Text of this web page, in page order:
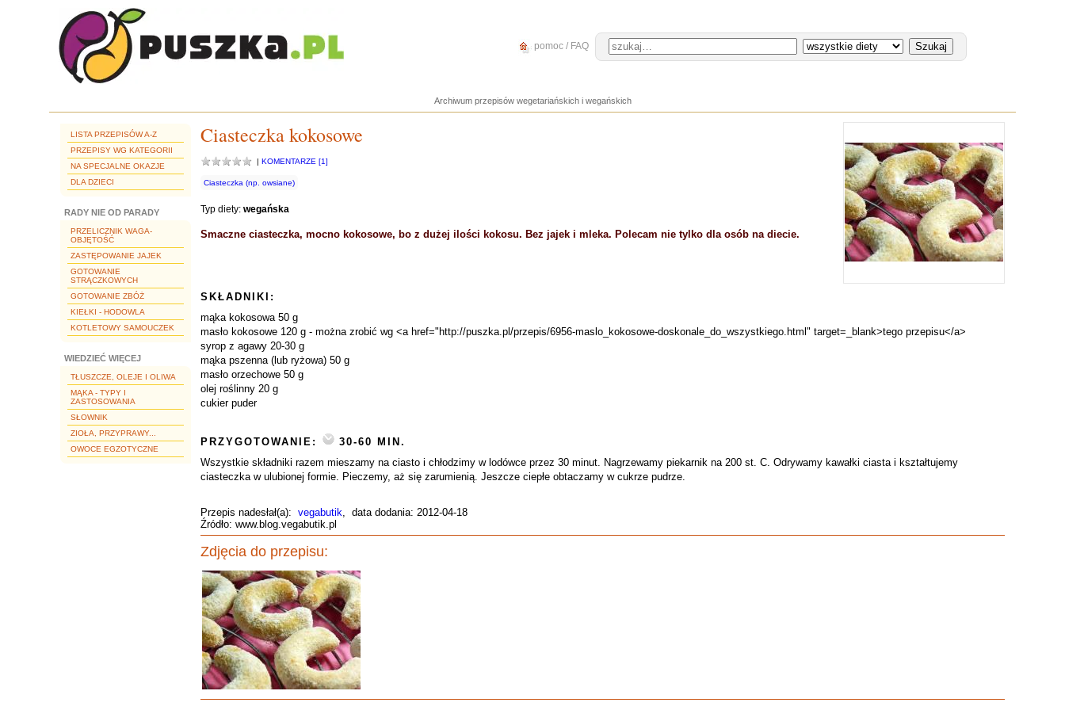
pomoc / FAQ
Archiwum przepisów wegetariańskich i wegańskich
LISTA PRZEPISÓW A-Z
PRZEPISY WG KATEGORII
NA SPECJALNE OKAZJE
DLA DZIECI
RADY NIE OD PARADY
PRZELICZNIK WAGA-
OBJĘTOŚĆ
ZASTĘPOWANIE JAJEK
GOTOWANIE
STRĄCZKOWYCH
GOTOWANIE ZBÓŻ
KIEŁKI - HODOWLA
KOTLETOWY SAMOUCZEK
WIEDZIEĆ WIĘCEJ
TŁUSZCZE, OLEJE I OLIWA
MĄKA - TYPY I
ZASTOSOWANIA
SŁOWNIK
ZIOŁA, PRZYPRAWY...
OWOCE EGZOTYCZNE
Ciasteczka kokosowe
| KOMENTARZE [1]
Ciasteczka (np. owsiane)
Typ diety: wegańska
Smaczne ciasteczka, mocno kokosowe, bo z dużej ilości kokosu. Bez jajek i mleka. Polecam nie tylko dla osób na diecie.
SKŁADNIKI:
mąka kokosowa 50 g
masło kokosowe 120 g - można zrobić wg <a href="http://puszka.pl/przepis/6956-maslo_kokosowe-doskonale_do_wszystkiego.html" target=_blank>tego przepisu</a>
syrop z agawy 20-30 g
mąka pszenna (lub ryżowa) 50 g
masło orzechowe 50 g
olej roślinny 20 g
cukier puder
PRZYGOTOWANIE:
30-60 MIN.
Wszystkie składniki razem mieszamy na ciasto i chłodzimy w lodówce przez 30 minut. Nagrzewamy piekarnik na 200 st. C. Odrywamy kawałki ciasta i kształtujemy
ciasteczka w ulubionej formie. Pieczemy, aż się zarumienią. Jeszcze ciepłe obtaczamy w cukrze pudrze.
Przepis nadesłał(a): vegabutik, data dodania: 2012-04-18
Źródło: www.blog.vegabutik.pl
Zdjęcia do przepisu: